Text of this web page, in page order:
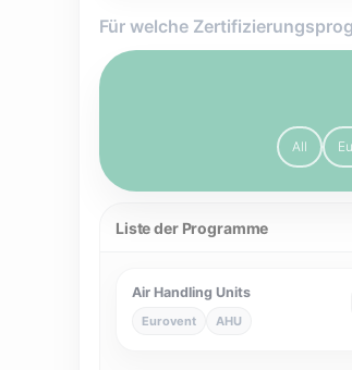
Für welche
All
Liste der Programme
Air Handling Units
Eurovent AHU